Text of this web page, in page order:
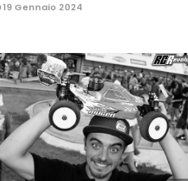
19 Gennaio 2024